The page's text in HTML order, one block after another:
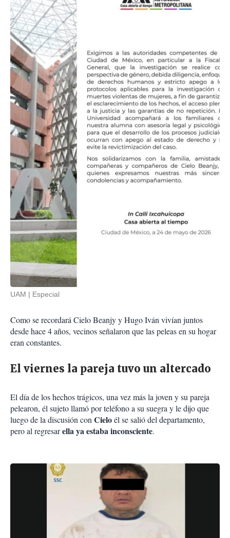
UAM Especial
Como se recordará Cielo Beanjy y Hugo Iván vivían juntos
desde hace 4 años, vecinos señalaron que las peleas en su hogar
eran constantes.
El viernes la pareja tuvo un altercado
El día de los hechos trágicos, una vez más la joven y su pareja
pelearon, él sujeto llamó por teléfono a su suegra y le dijo que
luego de la discusión con Cieloél se salió del departamento,
pero al regresarella ya estaba inconsciente.